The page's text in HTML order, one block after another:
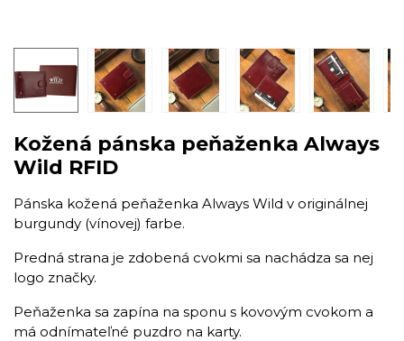
Kožená pánska peňaženka Always
Wild RFID
​Pánska kožená peňaženka Always Wild v originálnej
burgundy (vínovej) farbe.
Predná strana je zdobená cvokmi sa nachádza sa nej
logo značky.
Peňaženka sa zapína na sponu s kovovým cvokom a
má odnímateľné puzdro na karty.